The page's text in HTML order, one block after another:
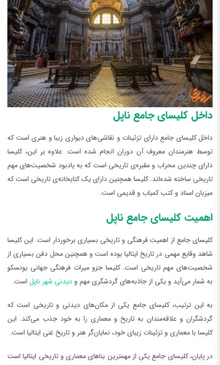
داخل کلیسای جامع ناپل
داخل کلیسای جامع دارای تزئینات و نقاشی‌های دیواری زیبا و هنری است که
توسط هنرمندان معروف آن دوران انجام شده است. علاوه بر این، کلیسا
دارای چندین محراب و مقبره‌ی تاریخی است که به یادبود شخصیت‌های مهم
تاریخی ساخته شده‌اند. کلیسا همچنین دارای یک کتابخانه‌ی تاریخی است که
میزبان اسناد و کتب کمیاب و قدیمی است.
اهمیت کلیسای جامع ناپل
کلیسای جامع از اهمیت فرهنگی و تاریخی بسیاری برخوردار است. این کلیسا
شاهد وقایع مهمی در تاریخ ایتالیا بوده است و همچنین محل دفن بسیاری از
شخصیت‌های مهم تاریخی است. کلیسا جزو میراث فرهنگی جهانی یونسکو
به شمار می‌آید و یکی از جاذبه‌های گردشگری مهم و دیدنی شهر ناپل است.
به این ترتیب، کلیسای جامع یکی از مکان‌های دیدنی و تاریخی است که
گردشگران و علاقه‌مندان به تاریخ و معماری را به خود جذب می‌کند. این
کلیسا با معماری و تزئینات زیبای خود، نمایان‌گر هنر و تاریخ غنی ایتالیا است.
در پایان، کلیسای جامع یکی از مهمترین بناهای معماری و تاریخی ایتالیا است